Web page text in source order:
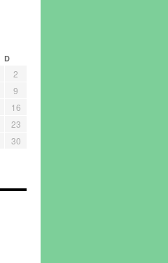
D
2
9
16
23
30